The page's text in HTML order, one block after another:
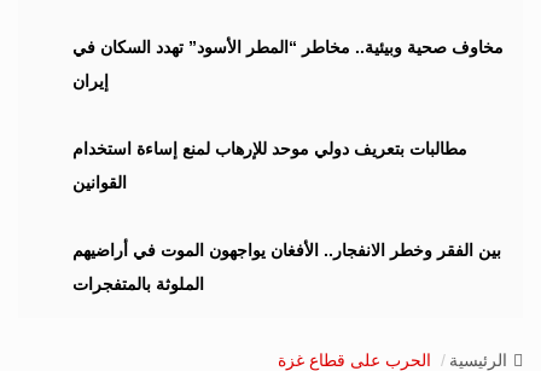
t
مخاوف صحية وبيئية.. مخاطر “المطر الأسود” تهدد السكان في
إيران
مطالبات بتعريف دولي موحد للإرهاب لمنع إساءة استخدام
القوانين
بين الفقر وخطر الانفجار.. الأفغان يواجهون الموت في أراضيهم
الملوثة بالمتفجرات
الرئيسية الحرب على قطاع غزة